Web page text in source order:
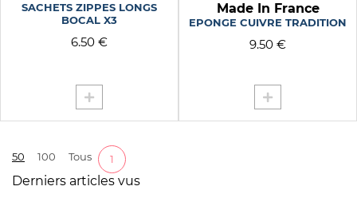
SACHETS ZIPPES LONGS
BOCAL X3
6.50 €
Made In France
EPONGE CUIVRE TRADITION
9.50 €
50 100 Tous 1
Derniers articles vus